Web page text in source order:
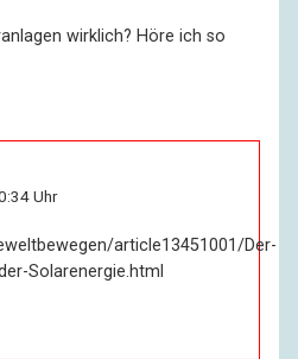
wirklich? Höre ich so
Uhr
article13451001/Der-
Solarenergie.html